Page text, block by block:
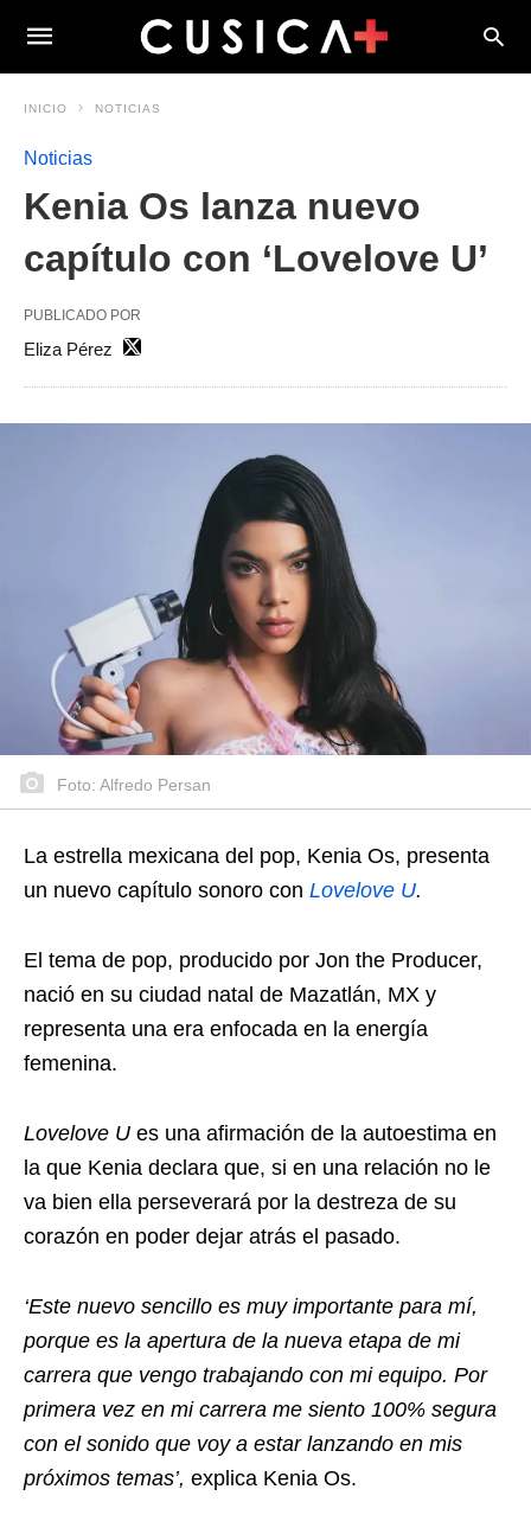
INICIO NOTICIAS
Noticias
Kenia Os lanza nuevo
capítulo con ‘Lovelove U’
PUBLICADO POR
Eliza Pérez
Foto: Alfredo Persan
La estrella mexicana del pop, Kenia Os, presenta
un nuevo capítulo sonoro con Lovelove U.
El tema de pop, producido por Jon the Producer,
nació en su ciudad natal de Mazatlán, MX y
representa una era enfocada en la energía
femenina.
Lovelove U es una afirmación de la autoestima en
la que Kenia declara que, si en una relación no le
va bien ella perseverará por la destreza de su
corazón en poder dejar atrás el pasado.
‘Este nuevo sencillo es muy importante para mí,
porque es la apertura de la nueva etapa de mi
carrera que vengo trabajando con mi equipo. Por
primera vez en mi carrera me siento 100% segura
con el sonido que voy a estar lanzando en mis
próximos temas’, explica Kenia Os.